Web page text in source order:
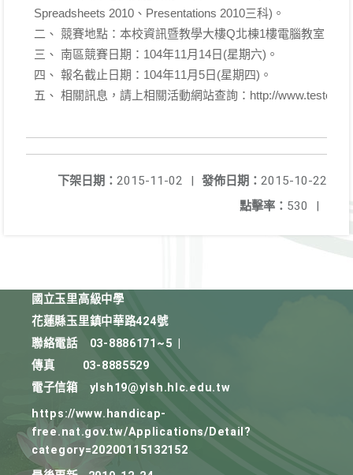
Spreadsheets 2010、Presentations 2010三科)。
二、 競賽地點：本校資訊暨教學大樓Q北棟1樓電腦教室。
三、 南區競賽日期：104年11月14日(星期六)。
四、 報名截止日期：104年11月5日(星期四)。
五、 相關訊息，請上相關活動網站查詢：http://
發佈日期： 2015-10-22
下架日期： 2015-11-02
|
點擊率： 530 |
國立玉里高級中學
花蓮縣玉里鎮中華路424號
聯絡電話
03-8886171~5
傳真
03-8885529
電子信箱
ylsh19@ylsh.hlc.edu.tw
https://www.handicap-
free.nat.gov.tw/Applications/Detail?
category=20200115132152